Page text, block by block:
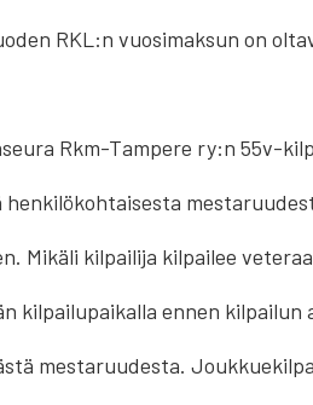
RKL:n vuosimaksun on
Rkm-Tampere ry:n 55v-
henkilökohtaisesta
Mikäli kilpailija kilpailee
kilpailupaikalla ennen kilpailun
mestaruudesta.